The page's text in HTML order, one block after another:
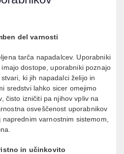
del varnosti
tarča napadalcev. Uporabniki
dostope, uporabniki poznajo
ki jih napadalci želijo in
sredstvi lahko sicer omejimo
čisto izničiti pa njihov vpliv na
osveščenost uporabnikov
varnostnim sistemom,
in učinkovito